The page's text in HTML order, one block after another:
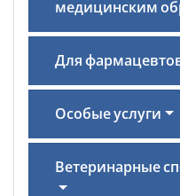
медицинским
Для
Особые услуги
Ветеринарные